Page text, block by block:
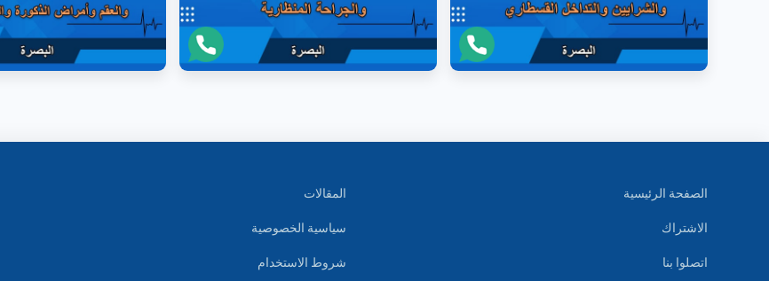
الصفحة الرئيسية
الاشتراك
اتصلوا بنا
المقالات
سياسية الخصوصية
شروط الاستخدام